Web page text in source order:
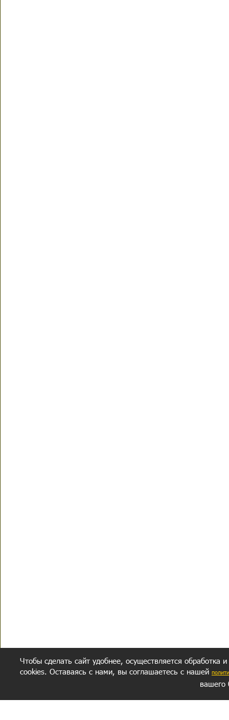
Чтобы сделать сайт удобнее, осуществляется обработка
cookies. Оставаясь с нами, вы соглашаетесь с нашей
вашего